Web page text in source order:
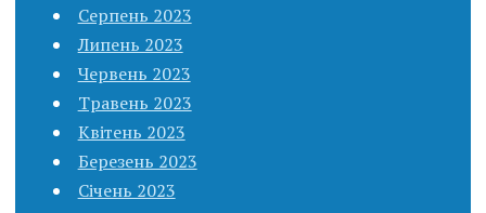
Серпень 2023
Липень 2023
Червень 2023
Травень 2023
Квітень 2023
Березень 2023
Січень 2023